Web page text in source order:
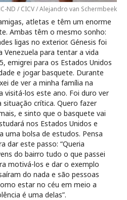
ND / CICV / Alejandro van Schermbeek
atletas e têm um enorme
Ambas têm o mesmo sonho:
ligas no exterior. Génesis foi
Venezuela para tentar a vida
emigrei para os Estados Unidos
e jogar basquete. Durante
de ver a minha família na
visitá-los este ano. Foi duro ver
crítica. Quero fazer
e sinto que o basquete vai
nos Estados Unidos e
uma bolsa de estudos. Pensa
dar este passo: “Queria
do bairro tudo o que passei
motivá-los e dar o exemplo
do nada e são pessoas
estar no céu em meio a
é uma delas”.